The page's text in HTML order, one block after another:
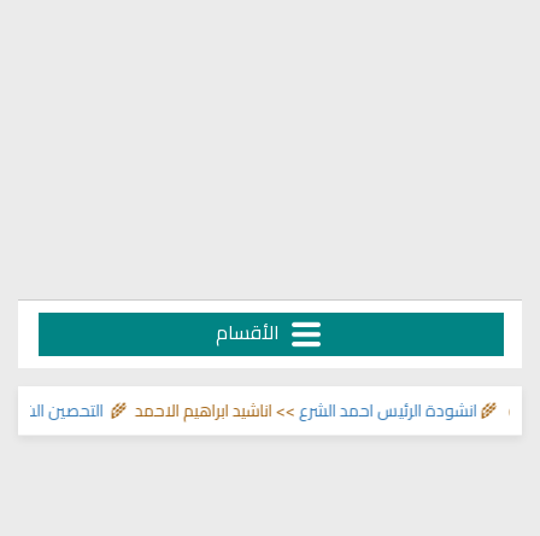
الأقسام
التحصين الشرعي انشودة الرئيس احمد الشرع>> اناشيد ابراهيم الاحمد 🌾